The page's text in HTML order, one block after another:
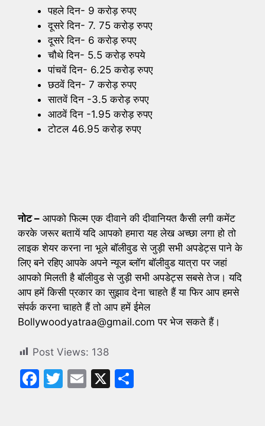
पहले दिन- 9 करोड़ रुपए
दूसरे दिन- 7. 75 करोड़ रुपए
दूसरे दिन- 6 करोड़ रुपए
चौथे दिन- 5.5 करोड़ रुपये
पांचवें दिन- 6.25 करोड़ रुपए
छठवें दिन- 7 करोड़ रुपए
सातवें दिन -3.5 करोड़ रुपए
आठवें दिन -1.95 करोड़ रुपए
टोटल 46.95 करोड़ रुपए
नोट – आपको फिल्म एक दीवाने की दीवानियत कैसी लगी कमेंट
करके जरूर बतायें यदि आपको हमारा यह लेख अच्छा लगा हो तो
लाइक शेयर करना ना भूले बॉलीवुड से जुड़ी सभी अपडेट्स पाने के
लिए बने रहिए आपके अपने न्यूज ब्लॉग बॉलीवुड यात्रा पर जहां
आपको मिलती है बॉलीवुड से जुड़ी सभी अपडेट्स सबसे तेज। यदि
आप हमें किसी प्रकार का सुझाव देना चाहते हैं या फिर आप हमसे
संपर्क करना चाहते हैं तो आप हमें ईमेल
Bollywoodyatraa@gmail.com पर भेज सकते हैं।
Post Views: 138
F
T
E
X